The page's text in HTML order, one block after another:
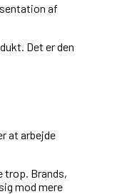
af
Det er den
at arbejde
trop. Brands,
mod mere